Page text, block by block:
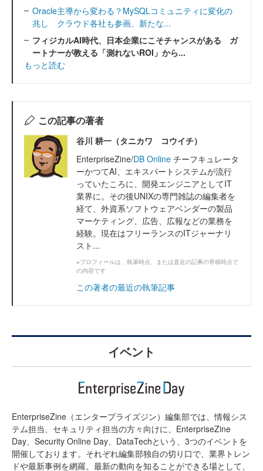
Oracle主導から変わる？MySQLコミュニティに変化の
兆し クラウド各社も参画、新たな...
フィジカルAI時代、日本企業にこそチャンスがある ガ
ートナーが教える「測れないROI」から...
もっと読む
この記事の著者
谷川 耕一（タニカワ コウイチ）
EnterpriseZine/DB Online チーフキュレータ
ーかつてAI、エキスパートシステムが流行
っていたころに、開発エンジニアとしてIT
業界に。その後UNIXの専門雑誌の編集者を
経て、外資系ソフトウェアベンダーの製品
マーケティング、広告、広報などの業務を
経験。現在はフリーランスのITジャーナリ
スト...
※プロフィールは、執筆時点、または直近の記事の寄稿時点で
の内容です
この著者の最近の執筆記事
イベント
EnterpriseZine（エンタープライズジン）編集部では、情報シス
テム担当、セキュリティ担当の方々向けに、EnterpriseZine
Day、Security Online Day、DataTechという、3つのイベントを
開催しております。それぞれ編集部独自の切り口で、業界トレン
ドや最新事例を網羅。最新の動向を知ることができる場として、